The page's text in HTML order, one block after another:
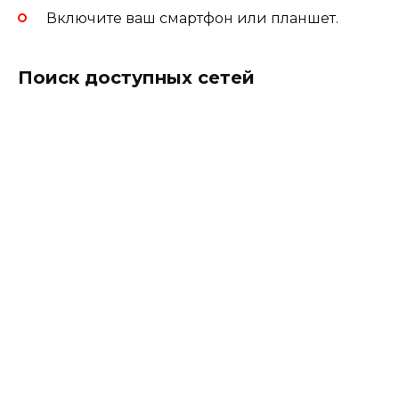
Включите ваш смартфон или планшет.
Поиск доступных сетей